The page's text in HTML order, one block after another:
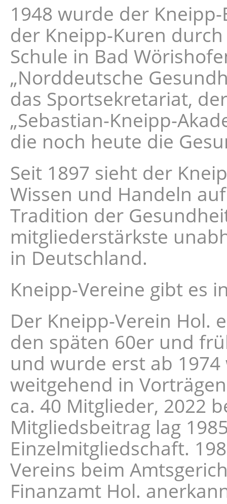
1948 wurde der
der Kneipp-Kuren
Schule in Bad
„Norddeutsche
das Sportsekretariat,
„Sebastian-Kneipp-
die noch heute die
Seit 1897 sieht der
Wissen und Handeln
Tradition der
mitgliederstärkste
in Deutschland.
Kneipp-Vereine gibt es
Der Kneipp-Verein Hol.
den späten 60er und
und wurde erst ab
weitgehend in
ca. 40 Mitglieder, 2022
Mitgliedsbeitrag lag
Einzelmitgliedschaft.
Vereins beim
Finanzamt Hol.